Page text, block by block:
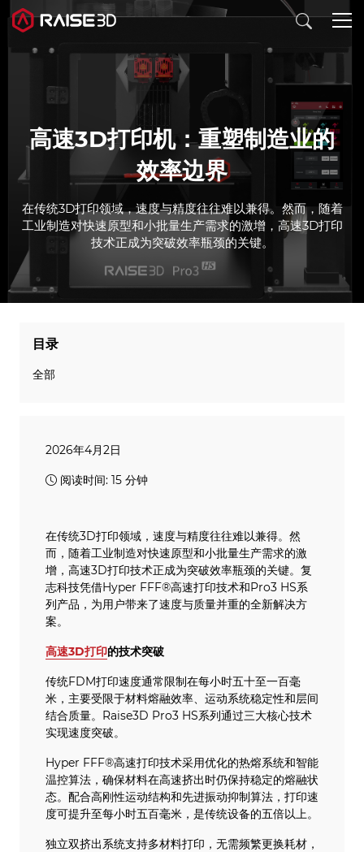
3D打印机
软件
行业应用
发现
高速3D打印机：重塑制造业的
效率边界
在传统3D打印领域，速度与精度往往难以兼得。然而，随着
工业制造对快速原型和小批量生产需求的激增，高速3D打印
技术正成为突破效率瓶颈的关键。
目录
全部
2026年4月2日
阅读时间: 15 分钟
在传统3D打印领域，速度与精度往往难以兼得。然
而，随着工业制造对快速原型和小批量生产需求的激
增，高速3D打印技术正成为突破效率瓶颈的关键。复
志科技凭借Hyper FFF®高速打印技术和Pro3 HS系
列产品，为用户带来了速度与质量并重的全新解决方
案。
高速3D打印的技术突破
传统FDM打印速度通常限制在每小时五十至一百毫
米，主要受限于材料熔融效率、运动系统稳定性和层间
结合质量。Raise3D Pro3 HS系列通过三大核心技术
实现速度突破。
Hyper FFF®高速打印技术采用优化的热熔系统和智能
温控算法，确保材料在高速挤出时仍保持稳定的熔融状
态。配合高刚性运动结构和先进振动抑制算法，打印速
度可提升至每小时五百毫米，是传统设备的五倍以上。
独立双挤出系统支持多材料打印，无需频繁更换耗材，